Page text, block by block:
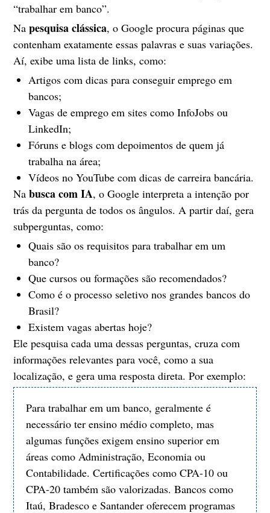
“trabalhar em banco”.
Napesquisa clássica, o Google procura páginas que
contenham exatamente essas palavras e suas variações.
Aí, exibe uma lista de links, como:
Artigos com dicas para conseguir emprego em
bancos;
Vagas de emprego em sites como InfoJobs ou
LinkedIn;
Fóruns e blogs com depoimentos de quem já
trabalha na área;
Vídeos no YouTube com dicas de carreira bancária.
Nabusca com IA, o Google interpreta a intenção por
trás da pergunta de todos os ângulos. A partir daí, gera
subperguntas, como:
Quais são os requisitos para trabalhar em um
banco?
Que cursos ou formações são recomendados?
Como é o processo seletivo nos grandes bancos do
Brasil?
Existem vagas abertas hoje?
Ele pesquisa cada uma dessas perguntas, cruza com
informações relevantes para você, como a sua
localização, e gera uma resposta direta. Por exemplo:
Para trabalhar em um banco, geralmente é
necessário ter ensino médio completo, mas
algumas funções exigem ensino superior em
áreas como Administração, Economia ou
Contabilidade. Certificações como CPA-10 ou
CPA-20 também são valorizadas. Bancos como
Itaú, Bradesco e Santander oferecem programas